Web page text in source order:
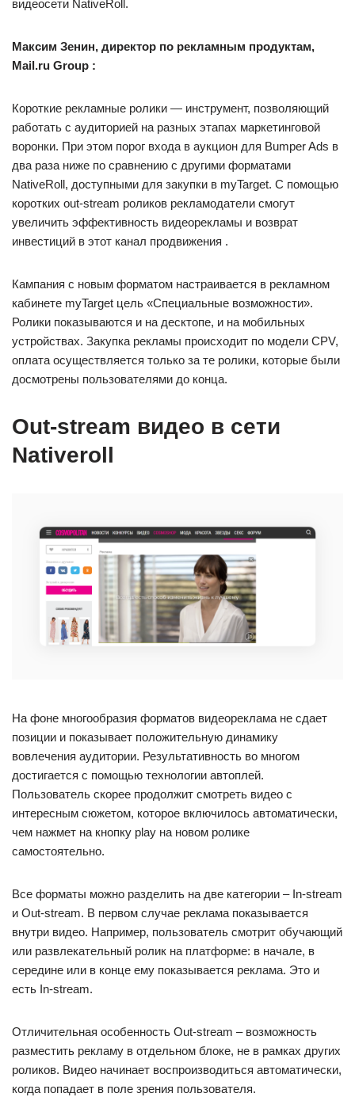
видеосети NativeRoll.
Максим Зенин, директор по рекламным продуктам,
Mail.ru Group :
Короткие рекламные ролики — инструмент, позволяющий
работать с аудиторией на разных этапах маркетинговой
воронки. При этом порог входа в аукцион для Bumper Ads в
два раза ниже по сравнению с другими форматами
NativeRoll, доступными для закупки в myTarget. С помощью
коротких out-stream роликов рекламодатели смогут
увеличить эффективность видеорекламы и возврат
инвестиций в этот канал продвижения .
Кампания с новым форматом настраивается в рекламном
кабинете myTarget цель «Специальные возможности».
Ролики показываются и на десктопе, и на мобильных
устройствах. Закупка рекламы происходит по модели CPV,
оплата осуществляется только за те ролики, которые были
досмотрены пользователями до конца.
Out-stream видео в сети
Nativeroll
На фоне многообразия форматов видеореклама не сдает
позиции и показывает положительную динамику
вовлечения аудитории. Результативность во многом
достигается с помощью технологии автоплей.
Пользователь скорее продолжит смотреть видео с
интересным сюжетом, которое включилось автоматически,
чем нажмет на кнопку play на новом ролике
самостоятельно.
Все форматы можно разделить на две категории – In-stream
и Out-stream. В первом случае реклама показывается
внутри видео. Например, пользователь смотрит обучающий
или развлекательный ролик на платформе: в начале, в
середине или в конце ему показывается реклама. Это и
есть In-stream.
Отличительная особенность Out-stream – возможность
разместить рекламу в отдельном блоке, не в рамках других
роликов. Видео начинает воспроизводиться автоматически,
когда попадает в поле зрения пользователя.